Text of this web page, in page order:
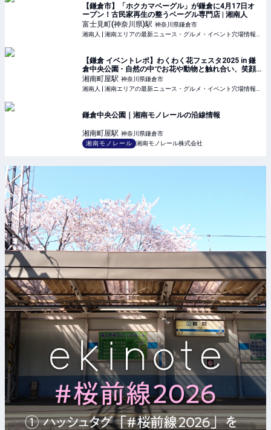
【鎌倉市】「ホクカマベーグル」が鎌倉に4月17日オ
ープン！古民家再生の整うベーグル専門店 | 湘南人
富士見町(神奈川県)駅 神奈川県鎌倉市
【鎌倉 イベントレポ】わくわく花フェスタ2025 in 鎌
倉中央公園 - 自然の中でお花や動物と触れ合い、笑顔
溢れるイベント！ | 湘南人
湘南町屋駅 神奈川県鎌倉市
鎌倉中央公園｜湘南モノレールの沿線情報
湘南町屋駅 神奈川県鎌倉市
湘南モノレール
湘南モノレール株式会社